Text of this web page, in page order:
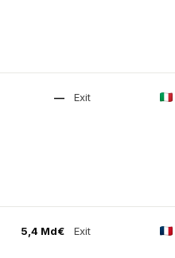
— Exit
5,4 Md€ Exit